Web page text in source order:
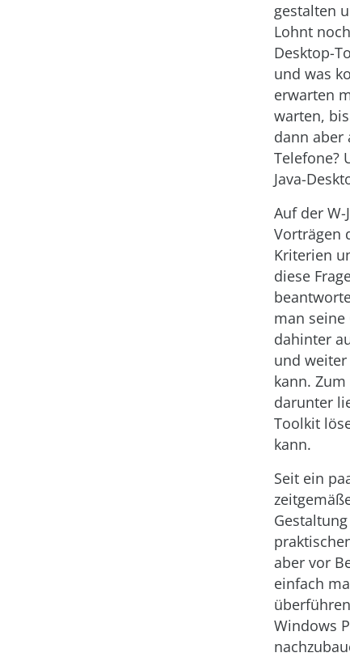
gestalten
Lohnt
Desktop-
und was
erwarten
warten,
dann aber
Telefone?
Java-
Auf der W-
Vorträgen
Kriterien
diese
man seine
dahinter
und
kann.
darunter
Toolkit
kann.
Seit ein
aber vor
einfach
Windows